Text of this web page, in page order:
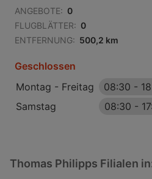
ANGEBOTE: 0
FLUGBLÄTTER: 0
ENTFERNUNG: 500,2 km
Geschlossen
Montag - Freitag
08:30 -
Samstag
08:30 -
Thomas Philipps Filialen